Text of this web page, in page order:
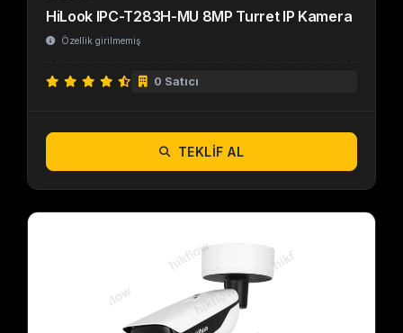
HiLook IPC-T283H-MU 8MP Turret IP Kamera
Özellik girilmemiş
0 Satıcı
TEKLIF AL